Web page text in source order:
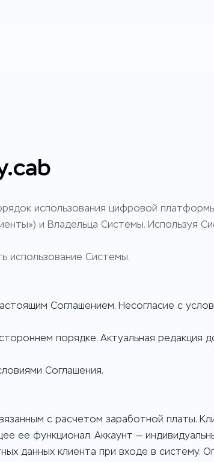
использования цифровой
и Владельца Системы. Используя
использование Системы.
Соглашением. Несогласие с
порядке. Актуальная редакция
Соглашения.
с расчетом заработной платы.
ее функционал. Аккаунт —
данных клиента при входе в систему.